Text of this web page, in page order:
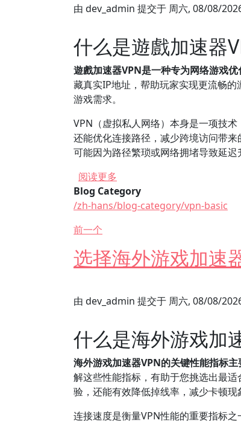
由 dev_admin 提交于 周六, 08/08/
什么是遊戲加速器
遊戲加速器VPN是一种专为网络游戏
藏真实IP地址，帮助玩家实现更流畅
游戏需求。
VPN（虚拟私人网络）本身是一项技
还能优化连接路径，减少跨境访问带来
可能因为路径繁琐或网络拥堵导致延迟
阅读更多
Blog Category
/zh-hans/blog-category/vpn-basic
前一个
选择海外游戏加速
由 dev_admin 提交于 周六, 08/08/
什么是海外游戏加
海外游戏加速器VPN的关键性能指标
解这些性能指标，有助于您挑选出最
验，还能有效降低掉线率，减少卡顿
连接速度是衡量VPN性能的重要指标